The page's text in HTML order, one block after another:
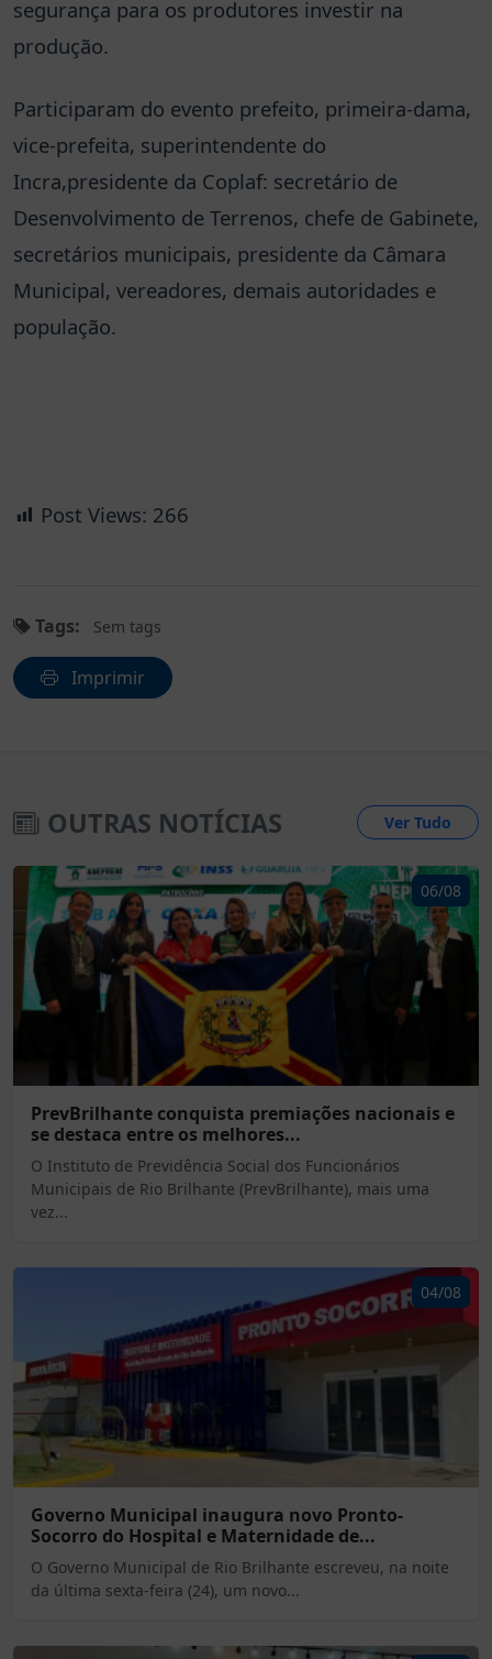
segurança para os produtores investir na
produção.
Participaram do evento prefeito, primeira-dama,
vice-prefeita, superintendente do
Incra,presidente da Coplaf: secretário de
Desenvolvimento de Terrenos, chefe de Gabinete,
secretários municipais, presidente da Câmara
Municipal, vereadores, demais autoridades e
população.
Post Views: 266
Tags: Sem tags
Imprimir
OUTRAS NOTÍCIAS Ver Tudo
06/08
PrevBrilhante conquista premiações nacionais e
se destaca entre os melhores...
O Instituto de Previdência Social dos Funcionários
Municipais de Rio Brilhante (PrevBrilhante), mais uma
vez...
04/08
Governo Municipal inaugura novo Pronto-
Socorro do Hospital e Maternidade de...
O Governo Municipal de Rio Brilhante escreveu, na noite
da última sexta-feira (24), um novo...